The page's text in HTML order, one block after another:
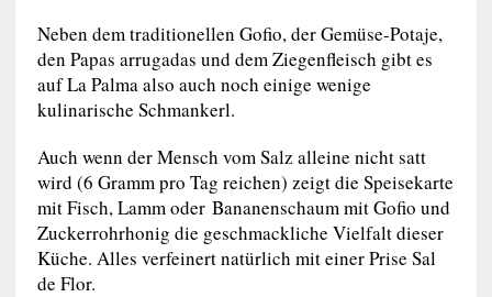
Neben dem traditionellen Gofio, der Gemüse-Potaje,
den Papas arrugadas und dem Ziegenfleisch gibt es
auf La Palma also auch noch einige wenige
kulinarische Schmankerl.
Auch wenn der Mensch vom Salz alleine nicht satt
wird (6 Gramm pro Tag reichen) zeigt die Speisekarte
mit Fisch, Lamm oder Bananenschaum mit Gofio und
Zuckerrohrhonig die geschmackliche Vielfalt dieser
Küche. Alles verfeinert natürlich mit einer Prise Sal
de Flor.